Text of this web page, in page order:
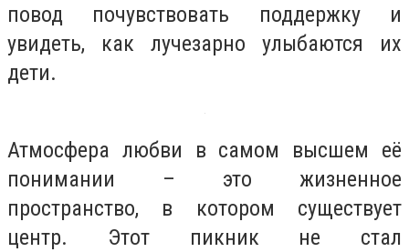
повод почувствовать поддержку и
увидеть, как лучезарно улыбаются их
дети.
Атмосфера любви в самом высшем её
понимании – это жизненное
пространство, в котором существует
центр. Этот пикник не стал